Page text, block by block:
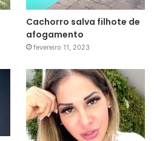
Cachorro salva filhote de
afogamento
fevereiro 11, 2023